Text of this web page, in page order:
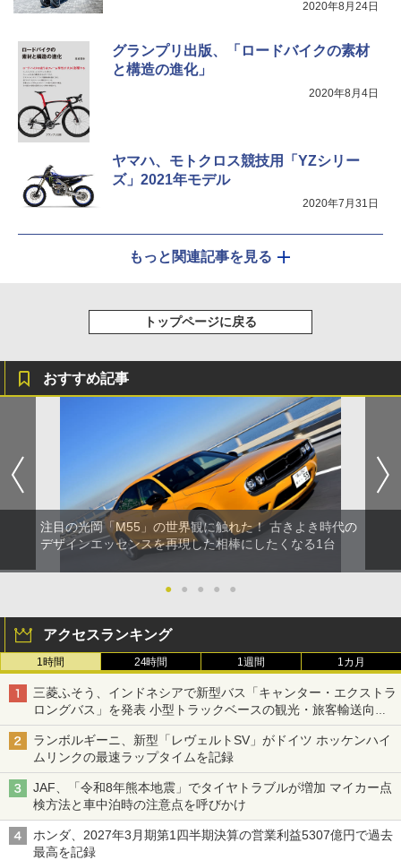
2020年8月24日
グランプリ出版、「ロードバイクの素材
と構造の進化」
2020年8月4日
ヤマハ、モトクロス競技用「YZシリー
ズ」2021年モデル
2020年7月31日
もっと関連記事を見る
トップページに戻る
おすすめ記事
注目の光岡「M55」の世界観に触れた！ 古きよき時代の
デザインエッセンスを再現した相棒にしたくなる1台
● ● ● ● ●
アクセスランキング
1時間 24時間 1週間 1カ月
三菱ふそう、インドネシアで新型バス「キャンター・エクストラ
ロングバス」を発表 小型トラックベースの観光・旅客輸送向け
バス
ランボルギーニ、新型「レヴェルトSV」がドイツ ホッケンハイ
ムリンクの最速ラップタイムを記録
JAF、「令和8年熊本地震」でタイヤトラブルが増加 マイカー点
検方法と車中泊時の注意点を呼びかけ
ホンダ、2027年3月期第1四半期決算の営業利益5307億円で過去
最高を記録